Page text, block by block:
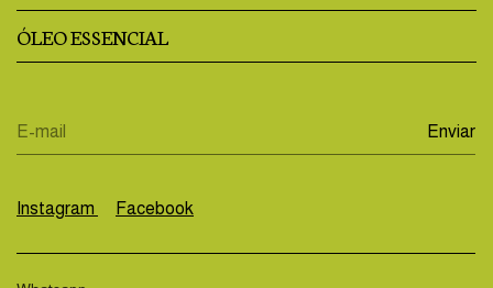
ÓLEO ESSENCIAL
Instagram Facebook